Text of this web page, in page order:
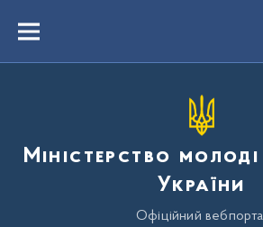
вмістуMenu
Міністерство
України
Офіційний